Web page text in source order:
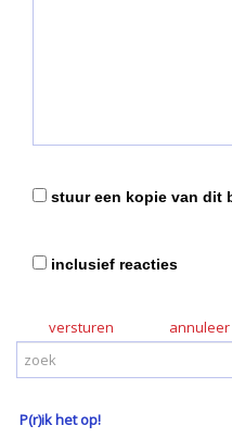
stuur een kopie van dit
inclusief reacties
versturen
P(r)ik het op!